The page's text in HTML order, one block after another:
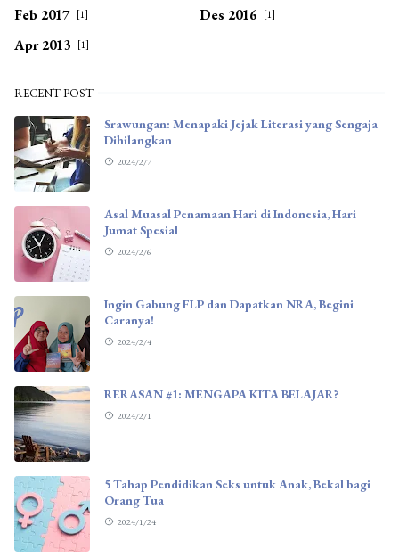
Feb 2017 [1] Des 2016 [1]
Apr 2013 [1]
RECENT POST
Srawungan: Menapaki Jejak Literasi yang Sengaja
Dihilangkan
2024/2/7
Asal Muasal Penamaan Hari di Indonesia, Hari
Jumat Spesial
2024/2/6
Ingin Gabung FLP dan Dapatkan NRA, Begini
Caranya!
2024/2/4
RERASAN #1: MENGAPA KITA BELAJAR?
2024/2/1
5 Tahap Pendidikan Seks untuk Anak, Bekal bagi
Orang Tua
2024/1/24